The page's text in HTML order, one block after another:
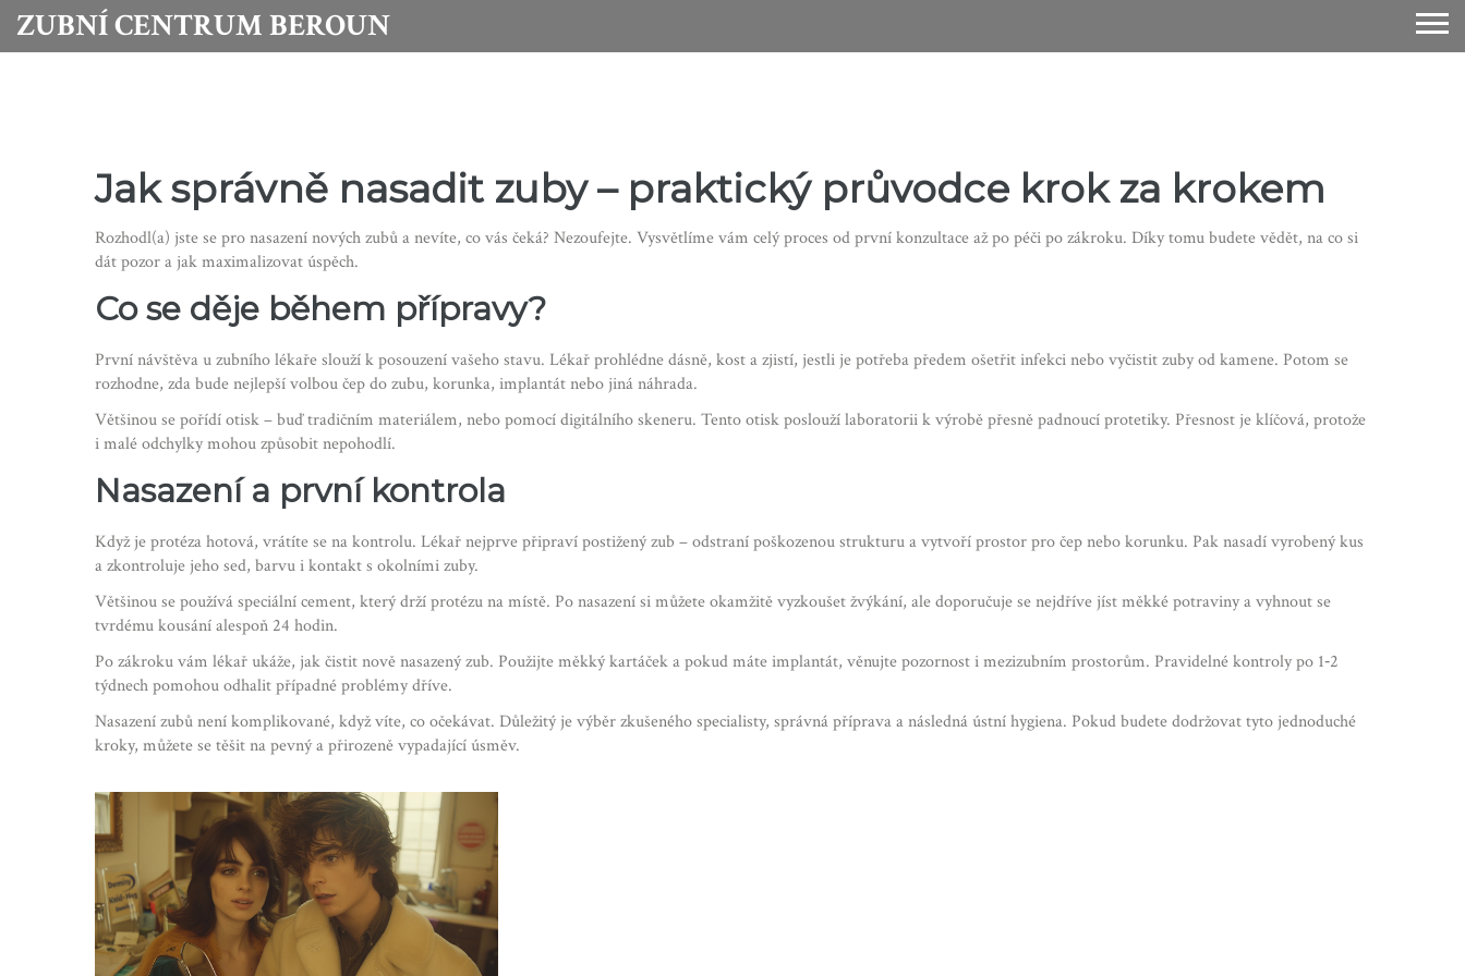
ZUBNÍ CENTRUM BEROUN
Jak správně nasadit zuby – praktický průvodce krok za krokem
Rozhodl(a) jste se pro nasazení nových zubů a nevíte, co vás čeká? Nezoufejte. Vysvětlíme vám celý proces od první konzultace až po péči po zákroku. Díky tomu budete vědět, na co si
dát pozor a jak maximalizovat úspěch.
Co se děje během přípravy?
První návštěva u zubního lékaře slouží k posouzení vašeho stavu. Lékař prohlédne dásně, kost a zjistí, jestli je potřeba předem ošetřit infekci nebo vyčistit zuby od kamene. Potom se
rozhodne, zda bude nejlepší volbou čep do zubu, korunka, implantát nebo jiná náhrada.
Většinou se pořídí otisk – buď tradičním materiálem, nebo pomocí digitálního skeneru. Tento otisk poslouží laboratorii k výrobě přesně padnoucí protetiky. Přesnost je klíčová, protože
i malé odchylky mohou způsobit nepohodlí.
Nasazení a první kontrola
Když je protéza hotová, vrátíte se na kontrolu. Lékař nejprve připraví postižený zub – odstraní poškozenou strukturu a vytvoří prostor pro čep nebo korunku. Pak nasadí vyrobený kus
a zkontroluje jeho sed, barvu i kontakt s okolními zuby.
Většinou se používá speciální cement, který drží protézu na místě. Po nasazení si můžete okamžitě vyzkoušet žvýkání, ale doporučuje se nejdříve jíst měkké potraviny a vyhnout se
tvrdému kousání alespoň 24 hodin.
Po zákroku vám lékař ukáže, jak čistit nově nasazený zub. Použijte měkký kartáček a pokud máte implantát, věnujte pozornost i mezizubním prostorům. Pravidelné kontroly po 1‑2
týdnech pomohou odhalit případné problémy dříve.
Nasazení zubů není komplikované, když víte, co očekávat. Důležitý je výběr zkušeného specialisty, správná příprava a následná ústní hygiena. Pokud budete dodržovat tyto jednoduché
kroky, můžete se těšit na pevný a přirozeně vypadající úsměv.